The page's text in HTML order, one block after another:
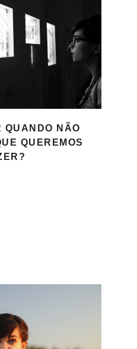
QUANDO NÃO
QUEREMOS